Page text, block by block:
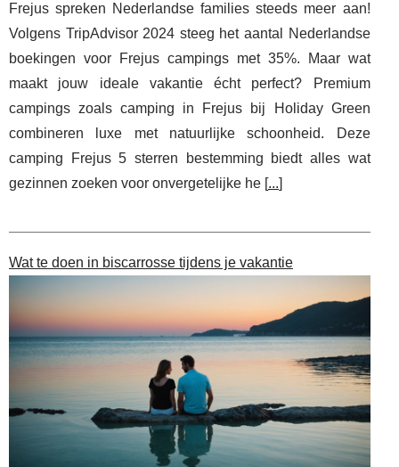
Frejus spreken Nederlandse families steeds meer aan!
Volgens TripAdvisor 2024 steeg het aantal Nederlandse
boekingen voor Frejus campings met 35%. Maar wat
maakt jouw ideale vakantie écht perfect? Premium
campings zoals camping in Frejus bij Holiday Green
combineren luxe met natuurlijke schoonheid. Deze
camping Frejus 5 sterren bestemming biedt alles wat
gezinnen zoeken voor onvergetelijke he [...]
Wat te doen in biscarrosse tijdens je vakantie